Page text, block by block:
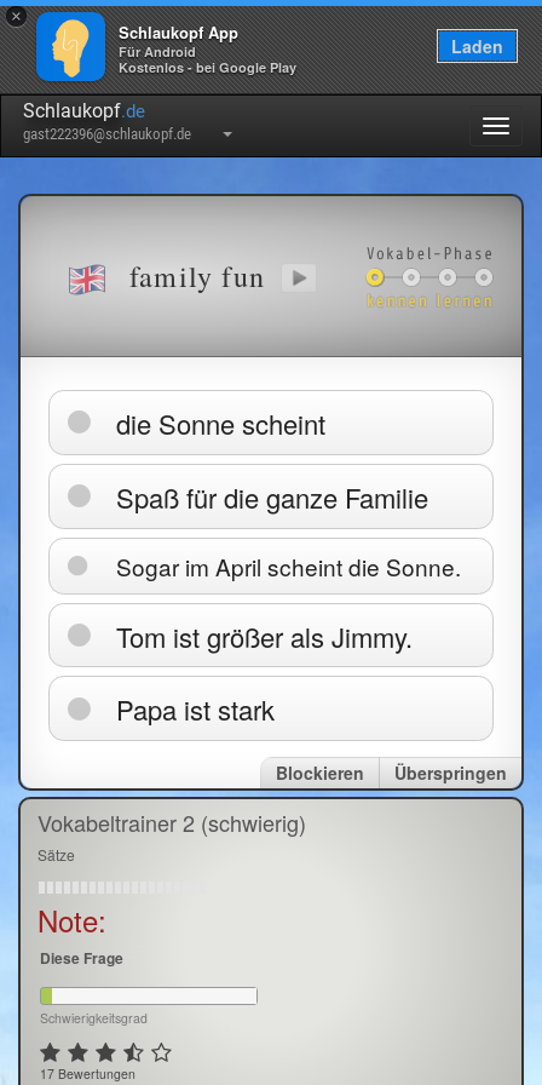
×
Schlaukopf App
Für Android
Kostenlos - bei Google Play
Laden
Schlaukopf.de
gast222396@schlaukopf.de
family fun
die Sonne scheint
Spaß für die ganze Familie
Sogar im April scheint die Sonne.
Tom ist größer als Jimmy.
Papa ist stark
Überspringen
Blockieren
Vokabeltrainer 2 (schwierig)
Sätze
Note:
Diese Frage
Schwierigkeitsgrad
17 Bewertungen